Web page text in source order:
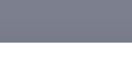
delle